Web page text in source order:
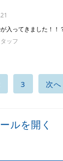
入ってきました！！
ッフ
3 次へ
ルを開く